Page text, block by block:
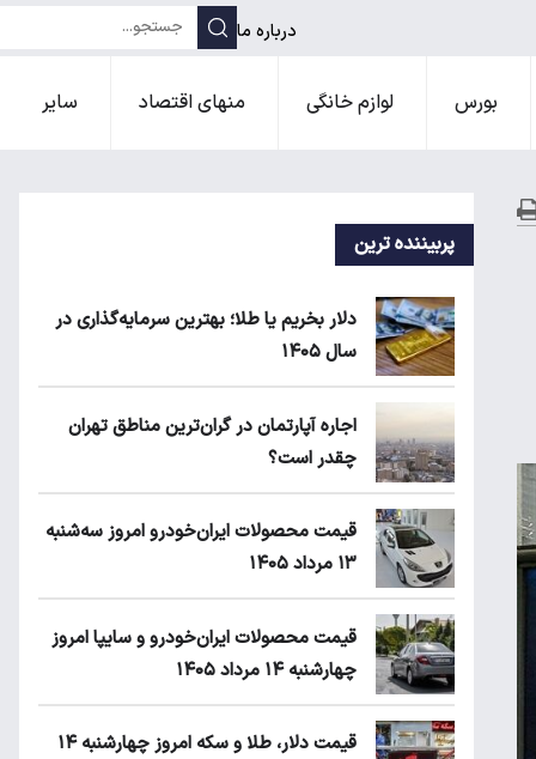
درباره ما
بورس لوازم خانگی منهای اقتصاد سایر
پربیننده ترین
دلار بخریم یا طلا؛ بهترین سرمایه‌گذاری در
سال ۱۴۰۵
اجاره آپارتمان در گران‌ترین مناطق تهران
چقدر است؟
قیمت محصولات ایران‌خودرو امروز سه‌شنبه
۱۳ مرداد ۱۴۰۵
قیمت محصولات ایران‌خودرو و سایپا امروز
چهارشنبه ۱۴ مرداد ۱۴۰۵
قیمت دلار، طلا و سکه امروز چهارشنبه ۱۴